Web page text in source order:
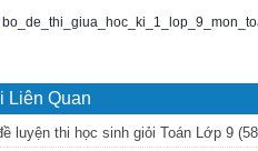
Liên Quan
luyện thi học sinh giỏi Toán Lớp 9